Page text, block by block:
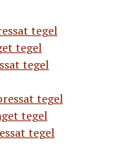
tegel
tegel
tegel
tegel
tegel
tegel